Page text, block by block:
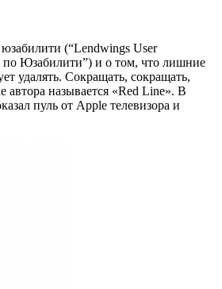
(“Lendwings User
по Юзабилити”) и о том, что лишние
удалять. Сокращать, сокращать,
автора называется «Red Line». В
пуль от Apple телевизора и